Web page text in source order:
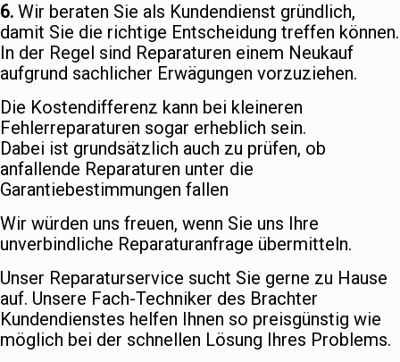
6. Wir beraten Sie als Kundendienst gründlich,
damit Sie die richtige Entscheidung treffen können.
In der Regel sind Reparaturen einem Neukauf
aufgrund sachlicher Erwägungen vorzuziehen.
Die Kostendifferenz kann bei kleineren
Fehlerreparaturen sogar erheblich sein.
Dabei ist grundsätzlich auch zu prüfen, ob
anfallende Reparaturen unter die
Garantiebestimmungen fallen
Wir würden uns freuen, wenn Sie uns Ihre
unverbindliche Reparaturanfrage übermitteln.
Unser Reparaturservice sucht Sie gerne zu Hause
auf. Unsere Fach-Techniker des Brachter
Kundendienstes helfen Ihnen so preisgünstig wie
möglich bei der schnellen Lösung Ihres Problems.